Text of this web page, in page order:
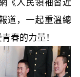
道，一起重溫總
春的力量！